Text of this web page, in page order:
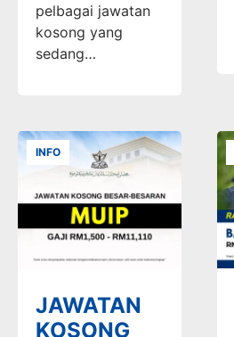
pelbagai jawatan
kosong yang
sedang…
INFO
JAWATAN
KOSONG